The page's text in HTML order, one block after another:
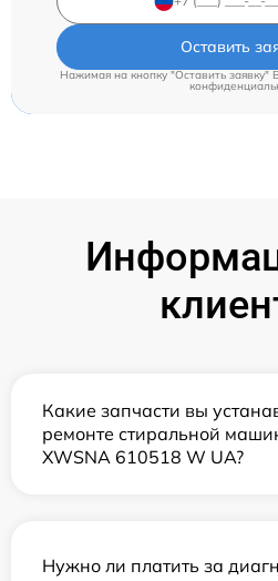
Оставить
Нажимая на кнопку "Оставить заявку"
Какие запчасти вы
ремонте стиральной
XWSNA 610518 W UA?
Нужно ли платить за